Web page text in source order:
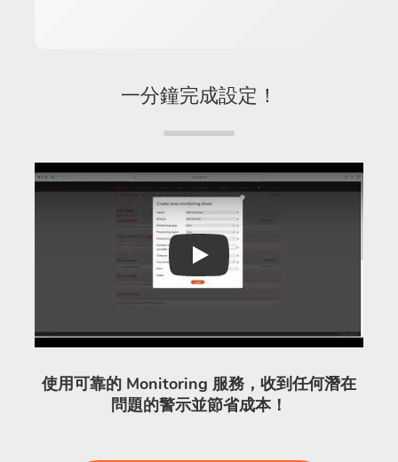
一分鐘完成設定！
Play
使用可靠的 Monitoring 服務，收到任何潛在
問題的警示並節省成本！